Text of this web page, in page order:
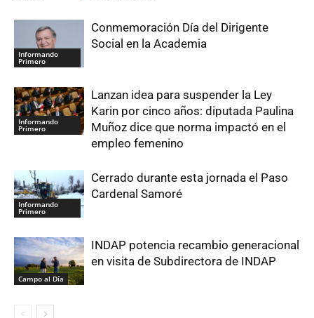
Informando
Primero
Conmemoración Día del Dirigente
Social en la Academia
Informando
Primero
Lanzan idea para suspender la Ley
Karin por cinco años: diputada Paulina
Muñoz dice que norma impactó en el
empleo femenino
Informando
Primero
Cerrado durante esta jornada el Paso
Cardenal Samoré
Campo al Día
INDAP potencia recambio generacional
en visita de Subdirectora de INDAP